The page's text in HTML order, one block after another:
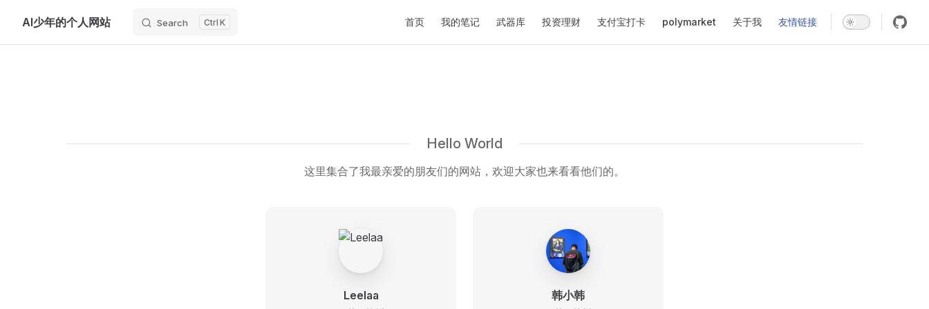
Skip to content
AI少年的个人网站 Search K 首页 我的笔记 武器库 投资理财 支付宝打卡 polymarket 关于我 友情链接
Hello World
这里集合了我最亲爱的朋友们的网站，欢迎大家也来看看他们的。
Leelaa 韩小韩